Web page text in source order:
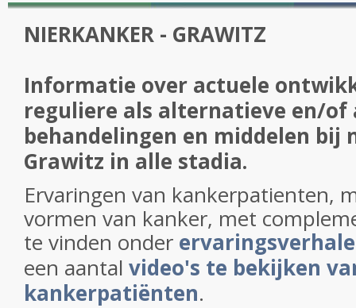
NIERKANKER - GRAWITZ
Informatie over actuele
reguliere als alternatieve en/of
behandelingen en middelen bij
Grawitz in alle stadia.
Ervaringen van kankerpatienten,
vormen van kanker, met
te vinden onder
een aantal video's te bekijken
kankerpatiënten.